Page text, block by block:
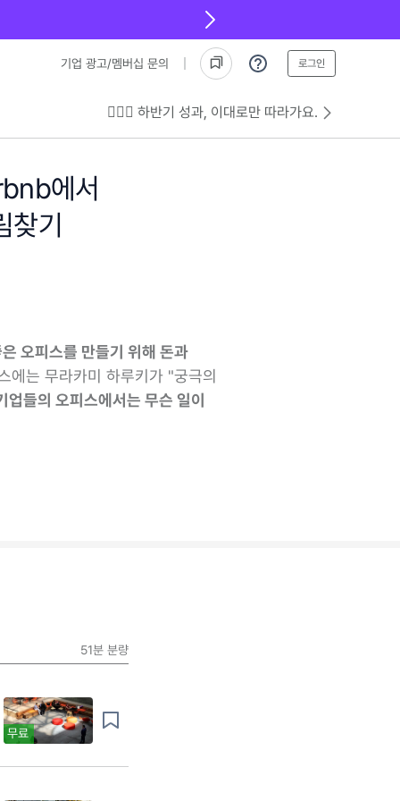
기업 광고/멤버십 문의 로그인
💁🏻‍♂️ 하반기 성과, 이대로만 따라가요.
에서
기
오피스를 만들기 위해 돈과
에는 무라카미 하루키가 "궁극의
업들의 오피스에서는 무슨 일이
51분 분량
무료